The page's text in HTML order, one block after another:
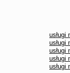
usługi
usługi
usługi
usługi
usługi